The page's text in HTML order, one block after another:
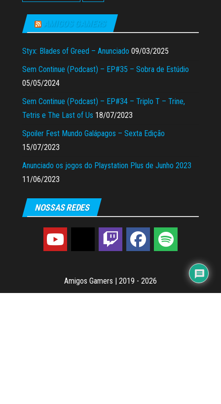
AMIGOS GAMERS
Styx: Blades of Greed – Anunciado 09/03/2025
Sem Continue (Podcast) – EP#35 – Sobra de Estúdio
05/05/2024
Sem Continue (Podcast) – EP#34 – Triplo T – Trine,
Tetris e The Last of Us 18/07/2023
Spoiler Fest Mundo Galápagos – Sexta Edição
15/07/2023
Anunciado os jogos do Playstation Plus de Junho 2023
11/06/2023
NOSSAS REDES
Amigos Gamers | 2019 - 2026